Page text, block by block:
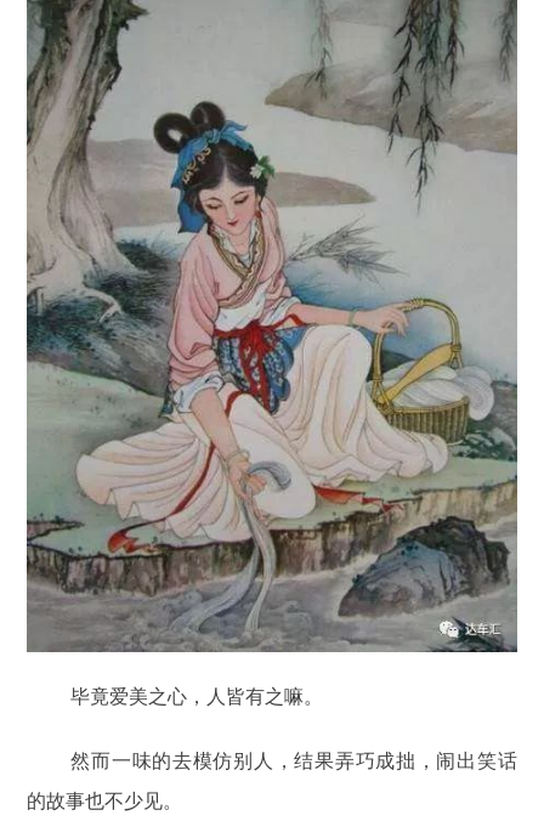
毕竟爱美之心，人皆有之嘛。
然而一味的去模仿别人，结果弄巧成拙，闹出笑话
的故事也不少见。